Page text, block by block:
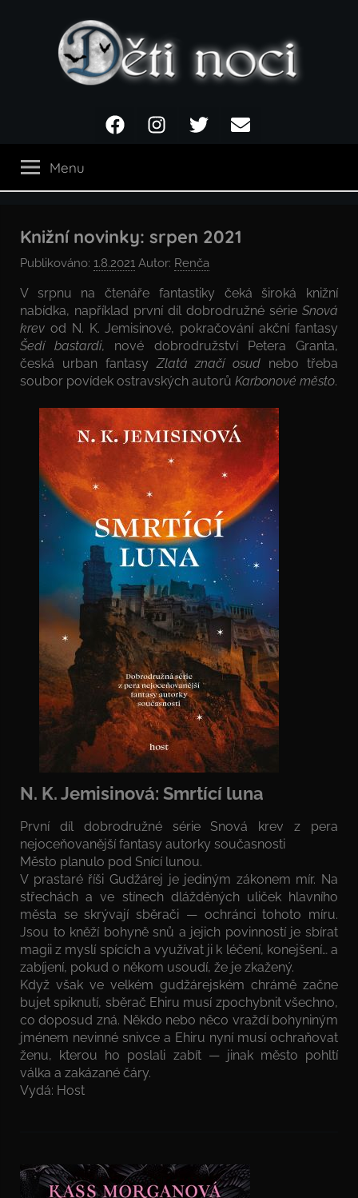
noci
FacebookInstagramTwitter Email
Menu
Knižní novinky: srpen 2021
Publikováno: 1.8.2021 Autor: Renča
V srpnu na čtenáře fantastiky čeká široká knižní
nabídka, například první díl dobrodružné série Snová
krev od N. K. Jemisinové, pokračování akční fantasy
Šedí bastardi, nové dobrodružství Petera Granta,
česká urban fantasy Zlatá značí osud nebo třeba
soubor povídek ostravských autorů Karbonové město.
N. K. Jemisinová: Smrtící luna
První díl dobrodružné série Snová krev z pera
nejoceňovanější fantasy autorky současnosti
Město planulo pod Snící lunou.
V prastaré říši Gudžárej je jediným zákonem mír. Na
střechách a ve stínech dlážděných uliček hlavního
města se skrývají sběrači — ochránci tohoto míru.
Jsou to kněží bohyně snů a jejich povinností je sbírat
magii z myslí spících a využívat ji k léčení, konejšení… a
zabíjení, pokud o někom usoudí, že je zkažený.
Když však ve velkém gudžárejském chrámě začne
bujet spiknutí, sběrač Ehiru musí zpochybnit všechno,
co doposud zná. Někdo nebo něco vraždí bohyniným
jménem nevinné snivce a Ehiru nyní musí ochraňovat
ženu, kterou ho poslali zabít — jinak město pohltí
válka a zakázané čáry.
Vydá: Host